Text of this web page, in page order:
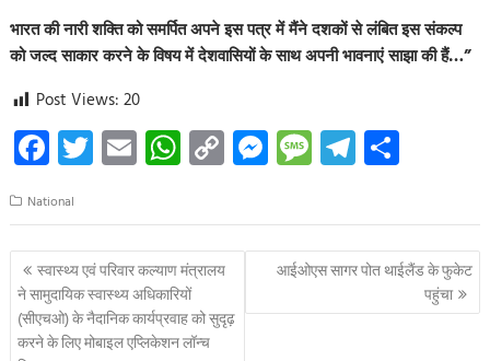
भारत की नारी शक्ति को समर्पित अपने इस पत्र में मैंने दशकों से लंबित इस संकल्प
को जल्द साकार करने के विषय में देशवासियों के साथ अपनी भावनाएं साझा की हैं…”
Post Views: 20
Fa
ce
b
o
o
k
T
wi
tt
er
E
m
ail
W
h
at
s
A
p
C
o
p
y
nk
M
es
se
n
g
er
M
es
sa
g
e
Te
le
gr
a
m
ar
e
National
Post
navigation
स्वास्थ्य एवं परिवार कल्याण मंत्रालय
ने सामुदायिक स्वास्थ्य अधिकारियों
(सीएचओ) के नैदानिक कार्यप्रवाह को सुदृढ़
करने के लिए मोबाइल एप्लिकेशन लॉन्च
आईओएस सागर पोत थाईलैंड के फुकेट
पहुंचा